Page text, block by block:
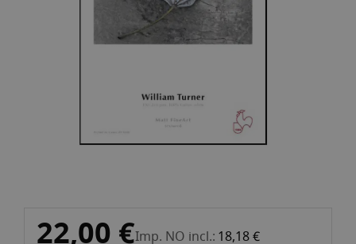
22,00 €Imp. NO incl. 18,18 €